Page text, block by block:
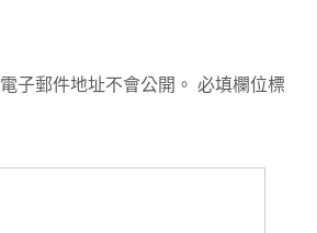
子郵件地址不會公開。 必填欄位標